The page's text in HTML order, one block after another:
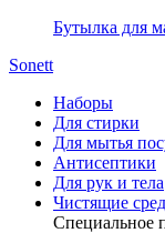
Бутылка для
Sonett
Наборы
Для стирки
Для мытья
Антисептики
Для рук и тела
Чистящие
Специальное